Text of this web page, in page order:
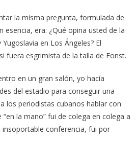
la misma pregunta, formulada de
esencia, era: ¿Qué opina usted de la
en Los Ángeles? El
fuera esgrimista de la talla de Fonst.
en un gran salón, yo hacía
del estadio para conseguir una
los periodistas cubanos hablar con
“en la mano” fui de colega en colega a
conferencia, fui por